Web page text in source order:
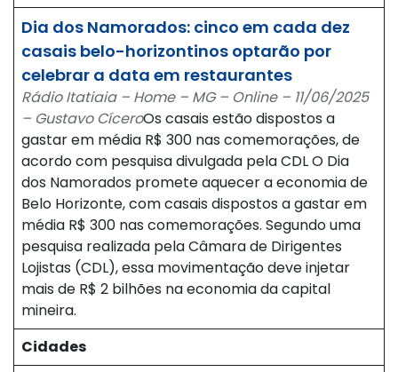
Dia dos Namorados: cinco em cada dez
casais belo-horizontinos optarão por
celebrar a data em restaurantes
Rádio Itatiaia – Home – MG – Online – 11/06/2025
– Gustavo CíceroOs casais estão dispostos a
gastar em média R$ 300 nas comemorações, de
acordo com pesquisa divulgada pela CDL O Dia
dos Namorados promete aquecer a economia de
Belo Horizonte, com casais dispostos a gastar em
média R$ 300 nas comemorações. Segundo uma
pesquisa realizada pela Câmara de Dirigentes
Lojistas (CDL), essa movimentação deve injetar
mais de R$ 2 bilhões na economia da capital
mineira.
Cidades